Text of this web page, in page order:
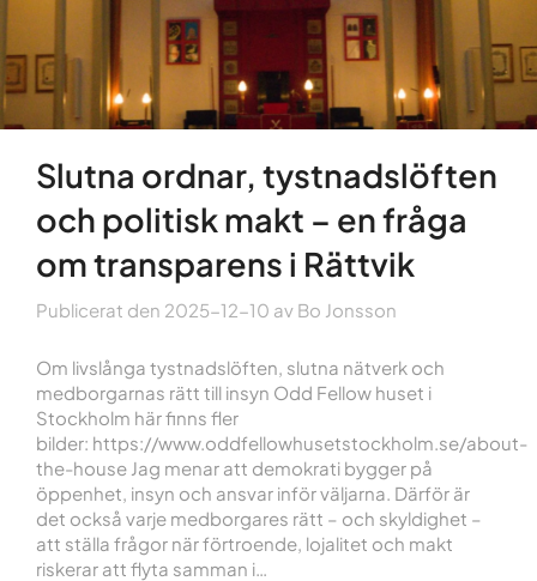
Slutna ordnar, tystnadslöften
och politisk makt – en fråga
om transparens i Rättvik
Publicerat den 2025-12-10 av Bo Jonsson
Om livslånga tystnadslöften, slutna nätverk och
medborgarnas rätt till insyn Odd Fellow huset i
Stockholm här finns fler
bilder: https://www.oddfellowhusetstockholm.se/about-
the-house Jag menar att demokrati bygger på
öppenhet, insyn och ansvar inför väljarna. Därför är
det också varje medborgares rätt – och skyldighet –
att ställa frågor när förtroende, lojalitet och makt
riskerar att flyta samman i…